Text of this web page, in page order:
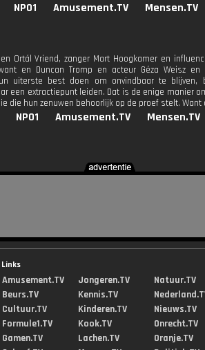
NPO1 Amusement.TV Mensen.TV
Ortál Vriend, zanger Mart Hoogkamer en
en Duncan Tromp en acteur Géza Weisz
uiterste best doen om onvindbaar te
een extractiepunt leiden. Dat is de enige manier
die hun zenuwen behoorlijk op de proef stelt.
NPO1 Amusement.TV Mensen.TV
Links
Amusement.TV
Beurs.TV
Cultuur.TV
Formule1.TV
Gamen.TV
Jongeren.TV
Kennis.TV
Kinderen.TV
Kook.TV
Lachen.TV
Natuur.TV
Nieuws.TV
Onrecht.TV
Oranje.TV